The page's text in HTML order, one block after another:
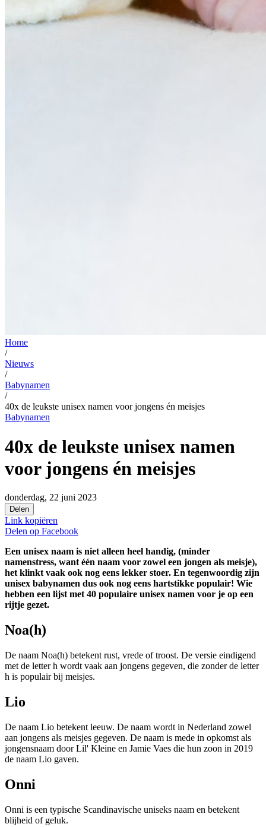
Home
/
Nieuws
/
Babynamen
/
40x de leukste unisex namen voor jongens én meisjes
Babynamen
40x de leukste unisex namen
voor jongens én meisjes
donderdag, 22 juni 2023
Delen
Link kopiëren
Delen op Facebook
Een unisex naam is niet alleen heel handig, (minder
namenstress, want één naam voor zowel een jongen als meisje),
het klinkt vaak ook nog eens lekker stoer. En tegenwoordig zijn
unisex babynamen dus ook nog eens hartstikke populair! Wie
hebben een lijst met 40 populaire unisex namen voor je op een
rijtje gezet.
Noa(h)
De naam Noa(h) betekent rust, vrede of troost. De versie eindigend
met de letter h wordt vaak aan jongens gegeven, die zonder de letter
h is populair bij meisjes.
Lio
De naam Lio betekent leeuw. De naam wordt in Nederland zowel
aan jongens als meisjes gegeven. De naam is mede in opkomst als
jongensnaam door Lil' Kleine en Jamie Vaes die hun zoon in 2019
de naam Lio gaven.
Onni
Onni is een typische Scandinavische uniseks naam en betekent
blijheid of geluk.